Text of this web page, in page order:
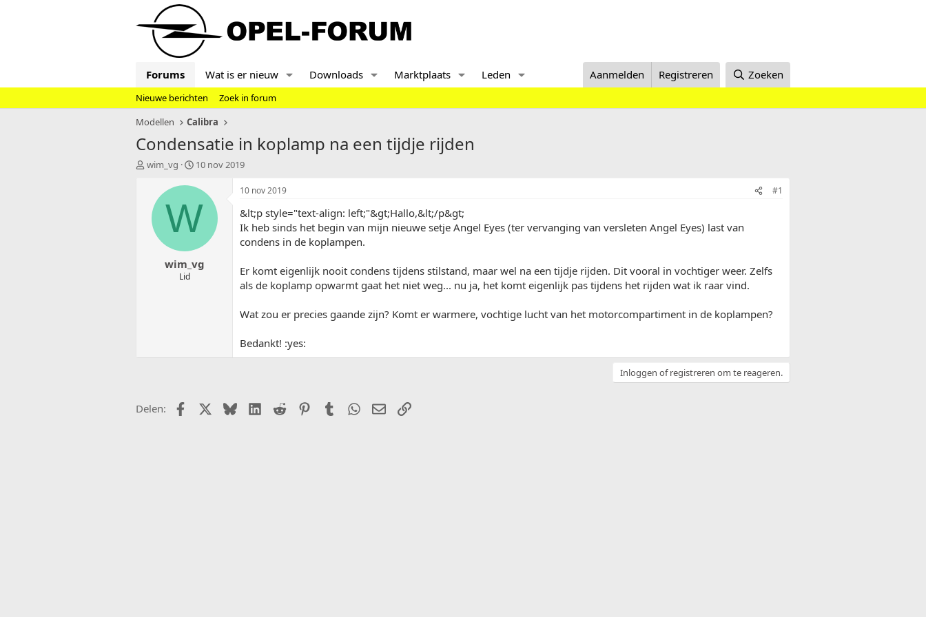
Forums Wat is er nieuw Downloads Marktplaats Leden Aanmelden Registreren Zoeken
Nieuwe berichten
Zoek in forum
Modellen
Calibra
Condensatie in koplamp na een tijdje rijden
T
wim_vg
S
a
t
d
t
u
10 nov 2019
W
wim_vg
Lid
10 nov 2019 #1
&lt;p style="text-align: left;"&gt;Hallo,&lt;/p&gt;
Ik heb sinds het begin van mijn nieuwe setje Angel Eyes (ter vervanging van versleten Angel Eyes) last van
condens in de koplampen.
Er komt eigenlijk nooit condens tijdens stilstand, maar wel na een tijdje rijden. Dit vooral in vochtiger weer. Zelfs
als de koplamp opwarmt gaat het niet weg... nu ja, het komt eigenlijk pas tijdens het rijden wat ik raar vind.
Wat zou er precies gaande zijn? Komt er warmere, vochtige lucht van het motorcompartiment in de koplampen?
Bedankt! :yes:
Inloggen of registreren om te reageren.
Delen: FacebookX (Twitter)
BlueskyLinkedIn
Reddit PinterestTumblr WhatsApp
E-mailLink